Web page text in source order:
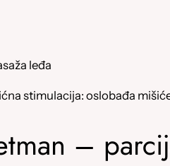
leđa
stimulacija: oslobađa
–